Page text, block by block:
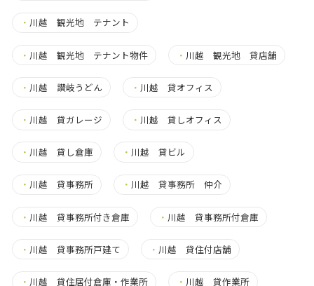
・ 川越 観光地 テナント
・ 川越 観光地 テナント物件 ・ 川越 観光地 貸店舗
・ 川越 讃岐うどん ・ 川越 貸オフィス
・ 川越 貸ガレージ ・ 川越 貸しオフィス
・ 川越 貸し倉庫 ・ 川越 貸ビル
・ 川越 貸事務所 ・ 川越 貸事務所 仲介
・ 川越 貸事務所付き倉庫 ・ 川越 貸事務所付倉庫
・ 川越 貸事務所戸建て ・ 川越 貸住付店舗
・ 川越 貸住居付倉庫・作業所 ・ 川越 貸作業所